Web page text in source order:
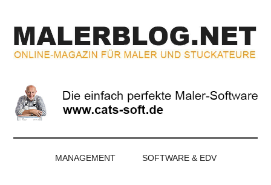
springen
secondary
menu
springen
springen
Magazin
für
Maler
und
MANAGEMENT SOFTWARE & EDV